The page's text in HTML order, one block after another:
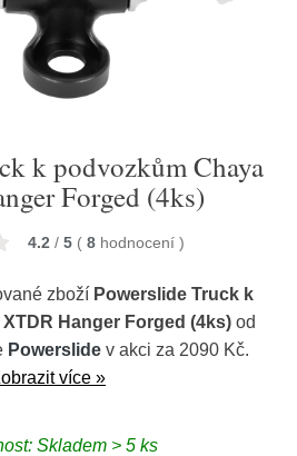
k podvozkům Chaya
Forged (4ks)
4.2 / 5 ( 8 hodnocení )
zboží Powerslide Truck k
Hanger Forged (4ks) od
Powerslidev akci za 2090 Kč.
více »
Skladem > 5 ks